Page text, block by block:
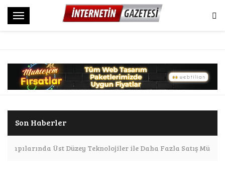
M
Son Haberler
Üst Düzey Teknolojiler ile Daha Fazla Satış